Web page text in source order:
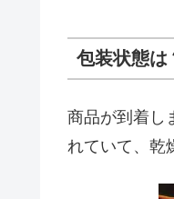
包装状態は
商品が到着し
れていて、乾